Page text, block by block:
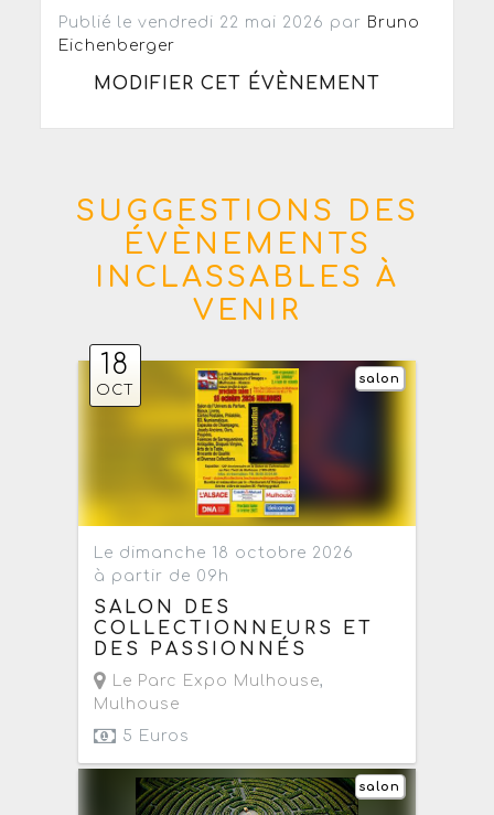
Publié le vendredi 22 mai 2026 par Bruno
Eichenberger
MODIFIER CET ÉVÈNEMENT
SUGGESTIONS DES
ÉVÈNEMENTS
INCLASSABLES À
VENIR
18
OCT
salon
Le dimanche 18 octobre 2026
à partir de 09h
SALON DES
COLLECTIONNEURS ET
DES PASSIONNÉS
Le Parc Expo Mulhouse,
Mulhouse
5 Euros
salon